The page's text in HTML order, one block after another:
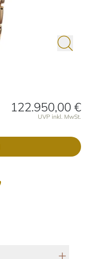
122.950,00 €
UVP inkl. MwSt.